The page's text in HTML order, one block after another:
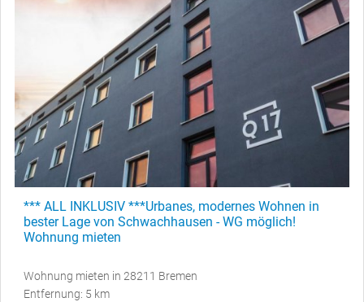
*** ALL INKLUSIV ***Urbanes, modernes Wohnen in
bester Lage von Schwachhausen - WG möglich!
Wohnung mieten
Wohnung mieten in 28211 Bremen
Entfernung: 5 km